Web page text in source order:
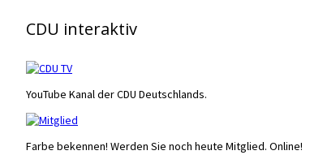
CDU interaktiv
YouTube Kanal der CDU Deutschlands.
Farbe bekennen! Werden Sie noch heute Mitglied. Online!